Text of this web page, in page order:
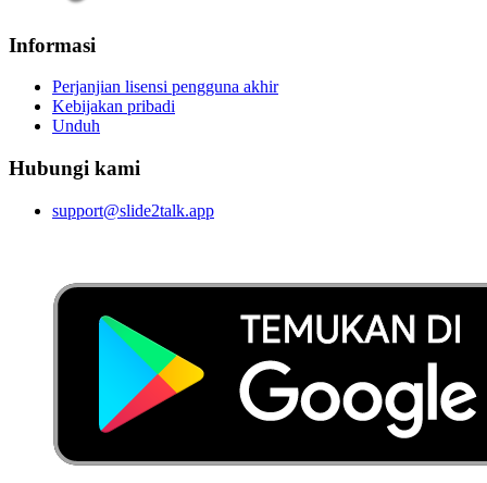
Informasi
Perjanjian lisensi pengguna akhir
Kebijakan pribadi
Unduh
Hubungi kami
support@slide2talk.app